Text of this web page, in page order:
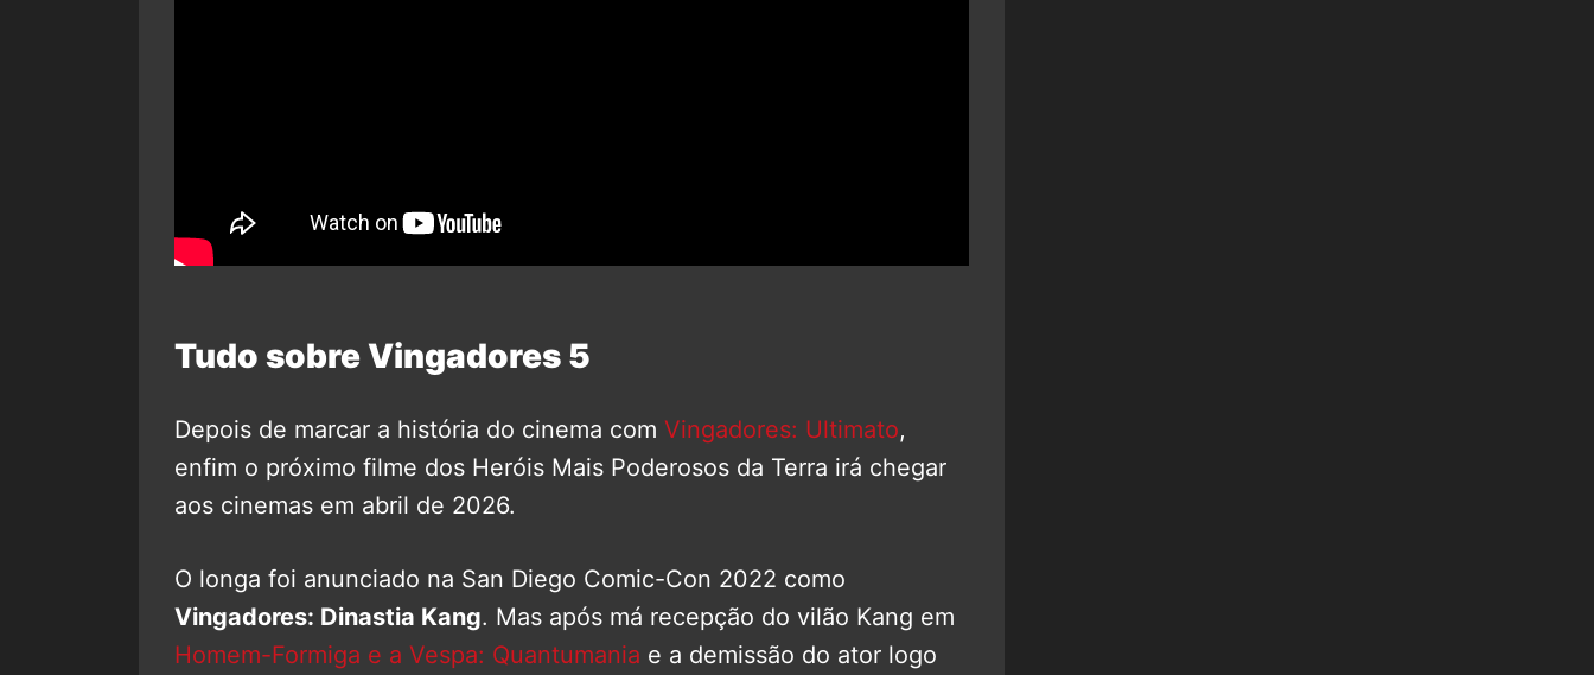
Tudo sobre Vingadores 5
Depois de marcar a história do cinema com Vingadores: Ultimato,
enfim o próximo filme dos Heróis Mais Poderosos da Terra irá chegar
aos cinemas em abril de 2026.
O longa foi anunciado na San Diego Comic-Con 2022 como
Vingadores: Dinastia Kang. Mas após má recepção do vilão Kang em
Homem-Formiga e a Vespa: Quantumania e a demissão do ator logo